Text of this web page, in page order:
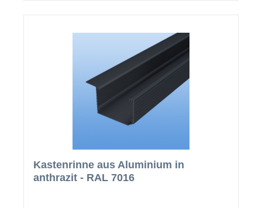
Kastenrinne aus Aluminium in
anthrazit - RAL 7016